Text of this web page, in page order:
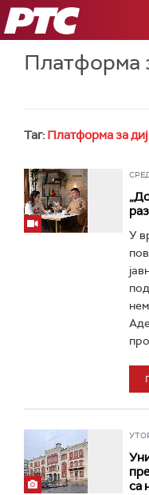
РТС
Платформа
Таг: Платформа за
У
са